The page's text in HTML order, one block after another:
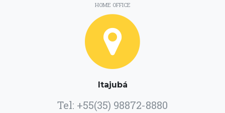
HOME OFFICE
Itajubá
Tel: +55(35) 98872-8880